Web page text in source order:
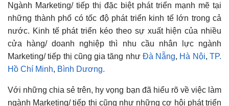
Ngành Marketing/ tiếp thị đặc biệt phát triển mạnh mẽ tại
những thành phố có tốc độ phát triển kinh tế lớn trong cả
nước. Kinh tế phát triển kéo theo sự xuất hiện của nhiều
cửa hàng/ doanh nghiệp thì nhu cầu nhân lực ngành
Marketing/ tiếp thị cũng gia tăng như Đà Nẵng, Hà Nội,TP.
Hồ Chí Minh, Bình Dương.
Với những chia sẻ trên, hy vọng bạn đã hiểu rõ về việc làm
ngành Marketing/ tiếp thị cũng như những cơ hội phát triển